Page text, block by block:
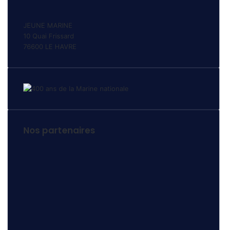
JEUNE MARINE
10 Quai Frissard
76600 LE HAVRE
Nos partenaires